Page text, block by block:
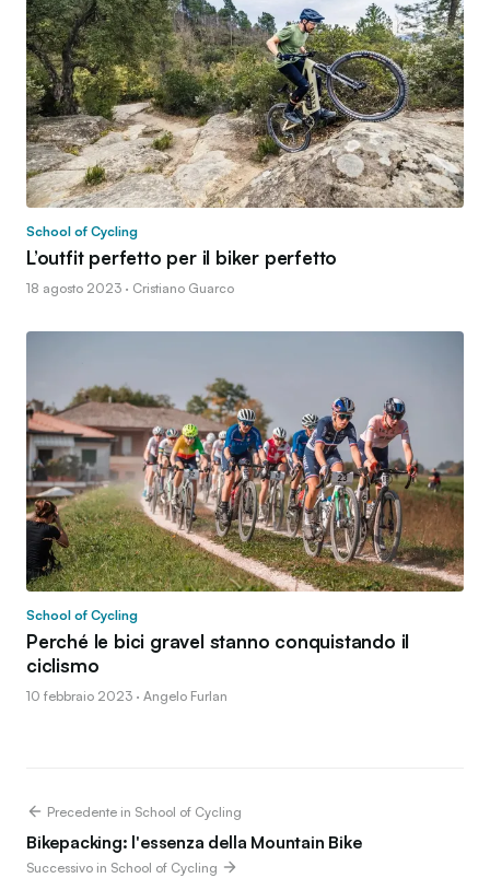
School of Cycling
L’outfit perfetto per il biker perfetto
18 agosto 2023 · Cristiano Guarco
School of Cycling
Perché le bici gravel stanno conquistando il
ciclismo
10 febbraio 2023 · Angelo Furlan
Precedente in School of Cycling
Bikepacking: l'essenza della Mountain Bike
Successivo in School of Cycling